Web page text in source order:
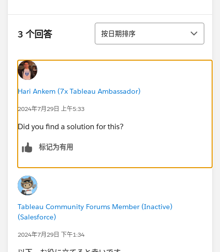
④TSM コントローラーを再起動。
net start tabadmincontroller_0
⑤Tableau Serverの起動
tsm start
⑥サーバーの起動後、以下コマンドで格納場所が変更
tsm configuration get -k basefilepath.log_archive
⑦ログアーカイブ処理実行(エラー発生)
tsm maintenance ziplogs
3 个回答 排序
按日期排序
Hari Ankem (7x Tableau Ambassador)
2024年7月29日 上午5:33
Did you find a solution for this?
标记为有用
Tableau Community Forums Member (Inactive)
(Salesforce)
2024年7月29日 下午1:34